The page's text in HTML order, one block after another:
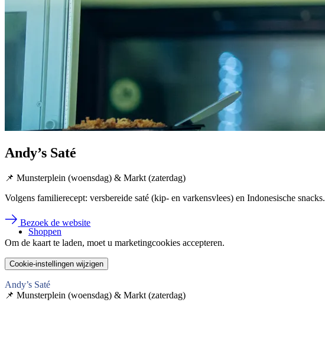
Shoppen
Andy’s Saté
📌 Munsterplein (woensdag) & Markt (zaterdag)
Volgens familierecept: versbereide saté (kip- en varkensvlees) en Indonesische snacks.
Bezoek de website
Om de kaart te laden, moet u marketingcookies accepteren.
Cookie-instellingen wijzigen
Andy’s Saté
📌 Munsterplein (woensdag) & Markt (zaterdag)